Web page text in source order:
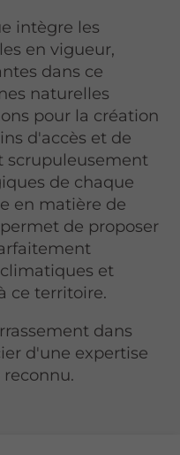
intègre les
en vigueur,
dans ce
naturelles
pour la création
d'accès et de
scrupuleusement
de chaque
en matière de
de proposer
et
ce territoire.
dans
d'une expertise